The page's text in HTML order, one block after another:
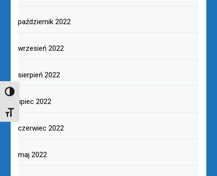
TOGGLE HIGH CONTRAST
TOGGLE FONT SIZE
październik 2022
wrzesień 2022
sierpień 2022
lipiec 2022
czerwiec 2022
maj 2022